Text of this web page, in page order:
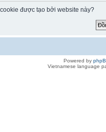
được tạo bởi website này?
Powered by
Vietnamese language